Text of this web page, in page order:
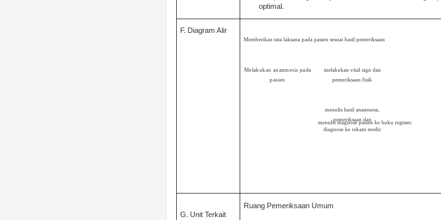
optimal.
F. Diagram Alir
Memberikan tata laksana pada pasien sesuai hasil pemeriksaan
menulis hasil anamnesa,
pemeriksaan dan
diagnose ke rekam medic
melakukan vital sign dan
pemeriksaan fisik
Melakukan anamnesis pada
pasien
menulis diagnose pasien ke buku register.
G. Unit Terkait
Ruang Pemeriksaan Umum